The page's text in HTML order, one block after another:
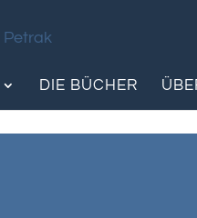
DIE BÜCHER